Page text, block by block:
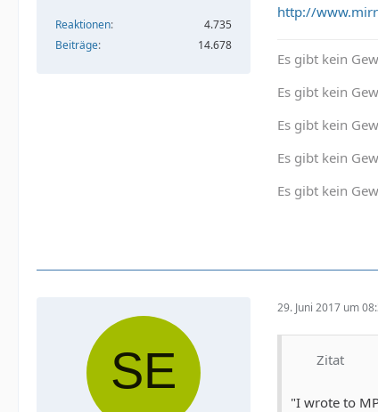
Reaktionen
4.735
Beiträge
14.678
http://
Es gibt kein
Es gibt kein
Es gibt kein
Es gibt kein
Es gibt kein
29. Juni 2017 um
Zitat
"I wrote to